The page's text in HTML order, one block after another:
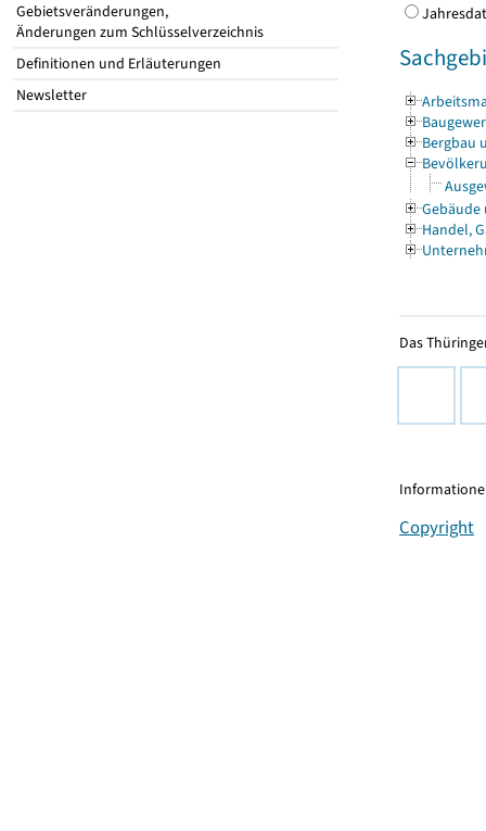
Gebietsveränderungen,
Änderungen zum Schlüsselverzeichnis
Definitionen und Erläuterungen
Newsletter
Bergbau
Gebäude
Handel,
Das
Copyright